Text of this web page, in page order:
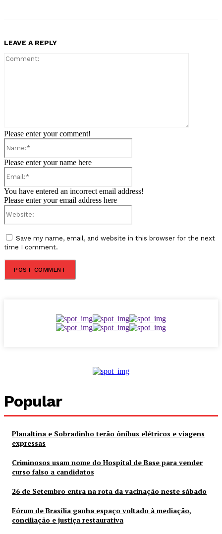
LEAVE A REPLY
Please enter your comment!
Please enter your name here
You have entered an incorrect email address!
Please enter your email address here
Save my name, email, and website in this browser for the next
time I comment.
Popular
Planaltina e Sobradinho terão ônibus elétricos e viagens
expressas
Criminosos usam nome do Hospital de Base para vender
curso falso a candidatos
26 de Setembro entra na rota da vacinação neste sábado
Fórum de Brasília ganha espaço voltado à mediação,
conciliação e justiça restaurativa